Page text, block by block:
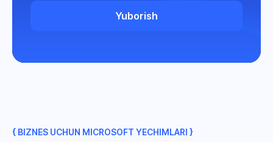
Yuborish
{ BIZNES UCHUN MICROSOFT YECHIMLARI }